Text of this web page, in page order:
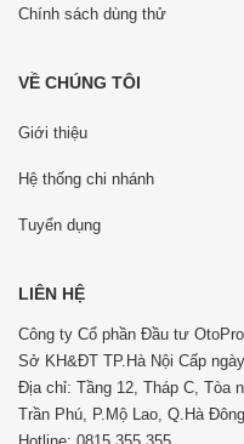
Chính sách dùng thử
VỀ CHÚNG TÔI
Giới thiệu
Hệ thống chi nhánh
Tuyển dụng
LIÊN HỆ
Công ty Cổ phần Đầu tư
Sở KH&ĐT TP.Hà Nội Cấp
Địa chỉ: Tầng 12, Tháp C, Tòa
Trần Phú, P.Mộ Lao, Q.Hà